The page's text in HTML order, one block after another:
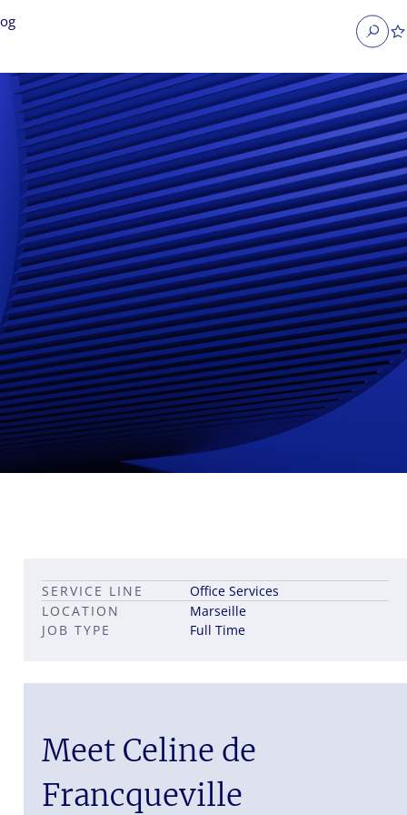
Career pathways in property
Leadership career pathways
Capital Markets roles
JOB TYPE Full Time
LOCATION Marseille
SERVICE LINE Office Services
Meet Celine de
Francqueville
Search
Occupier Services jobsProperty Management jobs
jobsAdministrative jobs
jobs